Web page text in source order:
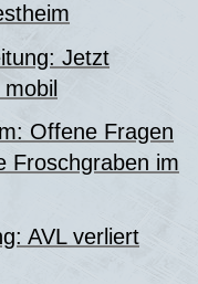
Jetzt
Offene Fragen
Froschgraben im
AVL verliert